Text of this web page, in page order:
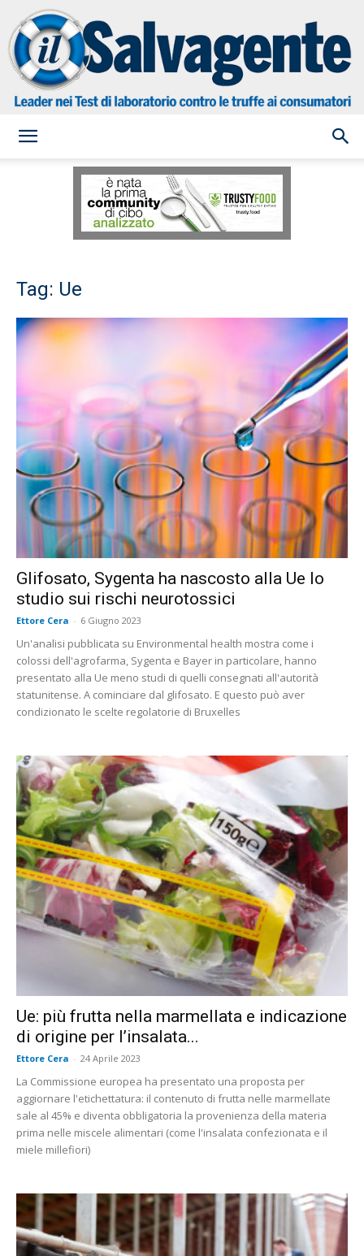
Salvagente
Tag: Ue
Glifosato, Sygenta ha nascosto alla Ue lo
studio sui rischi neurotossici
Ettore Cera - 6 Giugno 2023
Un'analisi pubblicata su Environmental health mostra come i
colossi dell'agrofarma, Sygenta e Bayer in particolare, hanno
presentato alla Ue meno studi di quelli consegnati all'autorità
statunitense. A cominciare dal glifosato. E questo può aver
condizionato le scelte regolatorie di Bruxelles
Ue: più frutta nella marmellata e indicazione
di origine per l’insalata...
Ettore Cera - 24 Aprile 2023
La Commissione europea ha presentato una proposta per
aggiornare l'etichettatura: il contenuto di frutta nelle marmellate
sale al 45% e diventa obbligatoria la provenienza della materia
prima nelle miscele alimentari (come l'insalata confezionata e il
miele millefiori)